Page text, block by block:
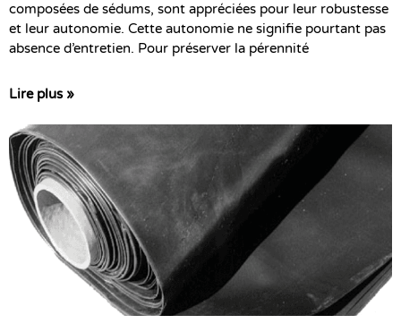
composées de sédums, sont appréciées pour leur robustesse
et leur autonomie. Cette autonomie ne signifie pourtant pas
absence d’entretien. Pour préserver la pérennité
Lire plus »